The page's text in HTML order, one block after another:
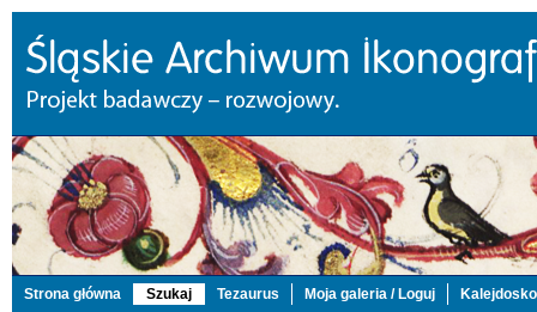
Strona główna Szukaj Tezaurus Moja galeria / Loguj